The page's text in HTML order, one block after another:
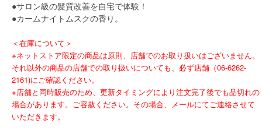
●サロン級の髪質改善を自宅で体験！
●カームナイトムスクの香り。
＜在庫について＞
※ネットストア限定の商品は原則、店舗でのお取り扱いはございません。
それ以外の商品の店舗での取り扱いについても、必ず店舗（06-6262-
2161)にご確認ください。
※店舗と同時販売のため、更新タイミングにより注文完了後でも品切れの
場合があります。ご容赦ください。その場合、メールにてご連絡させて
いただきます。